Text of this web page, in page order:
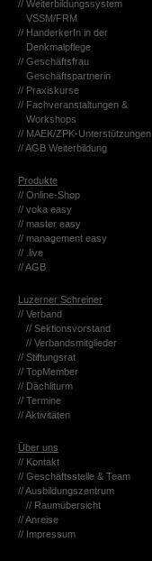
// Wei­ter­bil­dungs­sys­tem
VSSM/FRM
// Han­der­ke­rIn in der
Denk­mal­pfle­ge
// Ge­schäfts­frau
Ge­schäfts­part­ne­rin
// Pra­xis­kur­se
// Fach­ver­an­stal­tun­gen &
Work­shops
// MAEK/ZPK-Un­ter­stüt­zun­gen
// AGB Wei­ter­bil­dung
Pro­duk­te
// On­line-Shop
// voka easy
// mas­ter easy
// ma­nage­ment easy
// .live
// AGB
Lu­zer­ner Schrei­ner
// Ver­band
// Sek­ti­ons­vor­stand
// Ver­bands­mit­glie­der
// Stif­tungs­rat
// Top­Mem­ber
// Däch­li­turm
// Ter­mi­ne
// Ak­ti­vi­tä­ten
Über uns
// Kon­takt
// Ge­schäfts­stel­le & Team
// Aus­bil­dungs­zen­trum
// Raum­über­sicht
// An­rei­se
// Im­pres­sum